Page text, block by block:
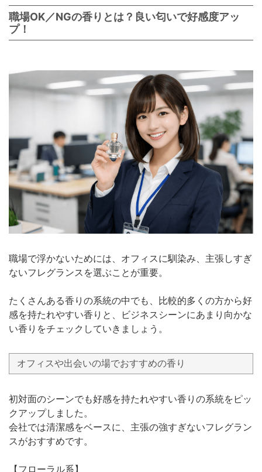
職場OK／NGの香りとは？良い匂いで好感度アッ
プ！
職場で浮かないためには、オフィスに馴染み、主張しすぎ
ないフレグランスを選ぶことが重要。
たくさんある香りの系統の中でも、比較的多くの方から好
感を持たれやすい香りと、ビジネスシーンにあまり向かな
い香りをチェックしていきましょう。
オフィスや出会いの場でおすすめの香り
初対面のシーンでも好感を持たれやすい香りの系統をピッ
クアップしました。
会社では清潔感をベースに、主張の強すぎないフレグラン
スがおすすめです。
【フローラル系】